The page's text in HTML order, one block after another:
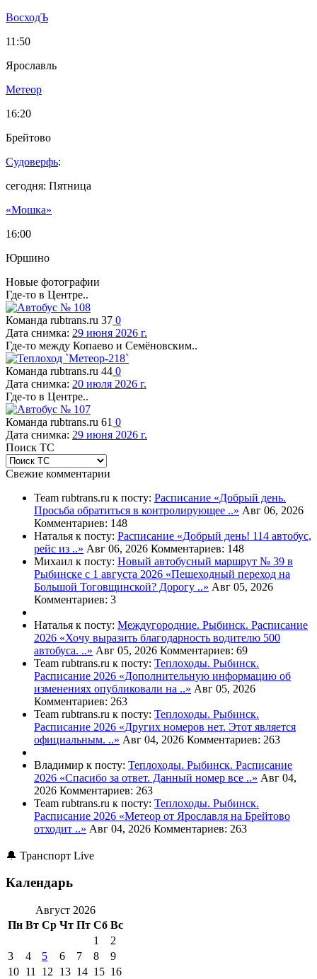
ВосходЪ
11:50
Ярославль
Метеор
16:20
Брейтово
Судоверфь:
сегодня: Пятница
«Мошка»
16:00
Юршино
Новые фотографии
Где-то в Центре..
Команда rubtrans.ru 37 0
Дата снимка: 29 июня 2026 г.
Где-то между Копаево и Семёновским..
Команда rubtrans.ru 44 0
Дата снимка: 20 июля 2026 г.
Где-то в Центре..
Команда rubtrans.ru 61 0
Дата снимка: 29 июня 2026 г.
Поиск ТС
Свежие комментарии
Team rubtrans.ru к посту: Расписание «Добрый день.
Просьба обратиться в контролирующее ..» Авг 06, 2026
Комментариев: 148
Наталья к посту: Расписание «Добрый день! 114 автобус,
рейс из ..» Авг 06, 2026 Комментариев: 148
Михаил к посту: Новый автобусный маршрут № 39 в
Рыбинске с 1 августа 2026 «Пешеходный переход на
Большой Тоговщинской? Дорогу ..» Авг 05, 2026
Комментариев: 3
Наталья к посту: Междугородние. Рыбинск. Расписание
2026 «Хочу выразить благодарность водителю 500
автобуса. ..» Авг 05, 2026 Комментариев: 69
Team rubtrans.ru к посту: Теплоходы. Рыбинск.
Расписание 2026 «Дополнительную информацию об
изменениях опубликовали на ..» Авг 05, 2026
Комментариев: 263
Team rubtrans.ru к посту: Теплоходы. Рыбинск.
Расписание 2026 «Других номеров нет. Этот является
официальным. ..» Авг 04, 2026 Комментариев: 263
Владимир к посту: Теплоходы. Рыбинск. Расписание
2026 «Спасибо за ответ. Данный номер все ..» Авг 04,
2026 Комментариев: 263
Team rubtrans.ru к посту: Теплоходы. Рыбинск.
Расписание 2026 «Метеор от Ярославля на Брейтово
отходит ..» Авг 04, 2026 Комментариев: 263
🔔 Транспорт Live
Календарь
Август 2026
Пн Вт Ср Чт Пт Сб Вс
1
2
3
4 5 6 7 8
9
10 11 12 13 14 15 16